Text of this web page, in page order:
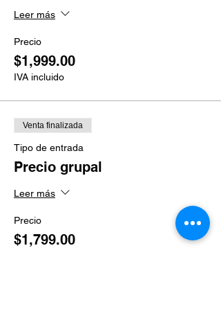
Leer más
Precio
$1,999.00
IVA incluido
Venta finalizada
Tipo de entrada
Precio grupal
Leer más
Precio
$1,799.00